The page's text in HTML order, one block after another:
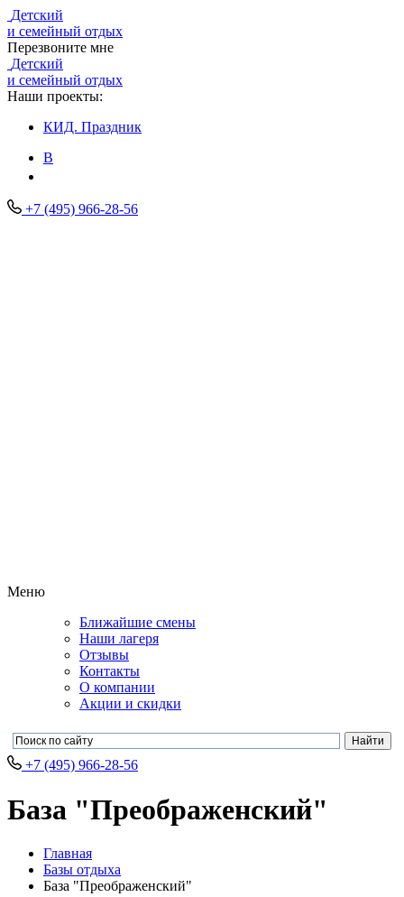
Детский
и семейный отдых
Перезвоните мне
Детский
и семейный отдых
Наши проекты:
КИД. Праздник
В
+7 (495) 966-28-56
Меню
Ближайшие смены
Наши лагеря
Отзывы
Контакты
О компании
Акции и скидки
+7 (495) 966-28-56
База "Преображенский"
Главная
Базы отдыха
База "Преображенский"